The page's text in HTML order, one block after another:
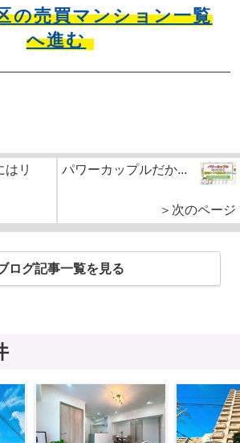
の売買マンション一覧
へ進む
はリ
パワーカップルだか...
＞次のページ
ログ記事一覧を見る